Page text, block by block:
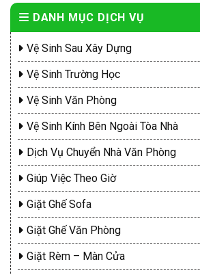
DANH MỤC DỊCH VỤ
Vệ Sinh Sau Xây Dựng
Vệ Sinh Trường Học
Vệ Sinh Văn Phòng
Vệ Sinh Kính Bên Ngoài Tòa Nhà
Dịch Vụ Chuyển Nhà Văn Phòng
Giúp Việc Theo Giờ
Giặt Ghế Sofa
Giặt Ghế Văn Phòng
Giặt Rèm – Màn Cửa